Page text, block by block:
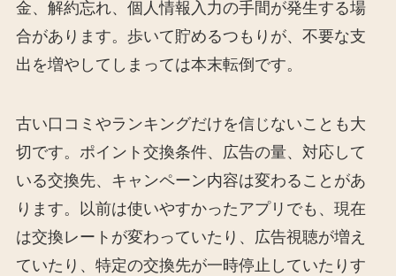
金、解約忘れ、個人情報入力の手間が発生する場
合があります。歩いて貯めるつもりが、不要な支
出を増やしてしまっては本末転倒です。
古い口コミやランキングだけを信じないことも大
切です。ポイント交換条件、広告の量、対応して
いる交換先、キャンペーン内容は変わることがあ
ります。以前は使いやすかったアプリでも、現在
は交換レートが変わっていたり、広告視聴が増え
ていたり、特定の交換先が一時停止していたりす